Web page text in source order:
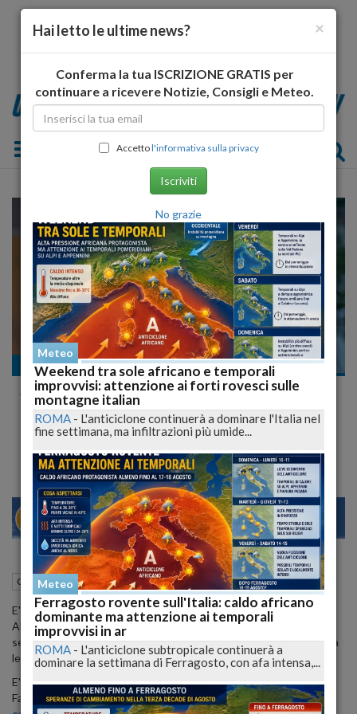
Toggle navigation
Cronaca nazionale
Alessia Marcuzzi: il Look Sexy dell'Isola dei
Famosi @lapinella
Le proposte LOW COST Per Imitarla
23 28 VENEZIA
Cronaca nazionale 19 Febbraio 2015 16:56
E' di pochi giorni la notizia della sua nuova gravidanza, parliamo di
Alessia Marcuzzi a ci ispiriamo per tantissimi look! Versatile,
semplice, elegante e allo stasso tempo sbarazzina, a 42 anni, detta
le regole peruno stile pulito, ma sexy!
E' quello che ha fatto ovviamente anche sul palco dell'Isola dei
Famosi, in onda da tre settimane dove si è presentata in semplice
×
Hai letto le ultime news?
Conferma la tua ISCRIZIONE GRATIS per
continuare a ricevere Notizie, Consigli e Meteo.
Accettol'informativa sulla privacy
Iscriviti
No grazie
Meteo
Weekend tra sole africano e temporali
improvvisi: attenzione ai forti rovesci sulle
montagne italian
ROMA - L'anticiclone continuerà a dominare l'Italia nel
fine settimana, ma infiltrazioni più umide...
Meteo
Ferragosto rovente sull'Italia: caldo africano
dominante ma attenzione ai temporali
improvvisi in ar
ROMA - L'anticiclone subtropicale continuerà a
dominare la settimana di Ferragosto, con afa intensa,...